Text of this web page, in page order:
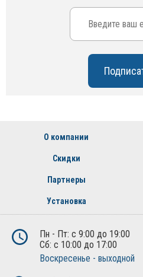
О компании
Скидки
Партнеры
Установка
Пн - Пт: с 9:00 до 19:00
Сб: с 10:00 до 17:00
Воскресенье - выходной